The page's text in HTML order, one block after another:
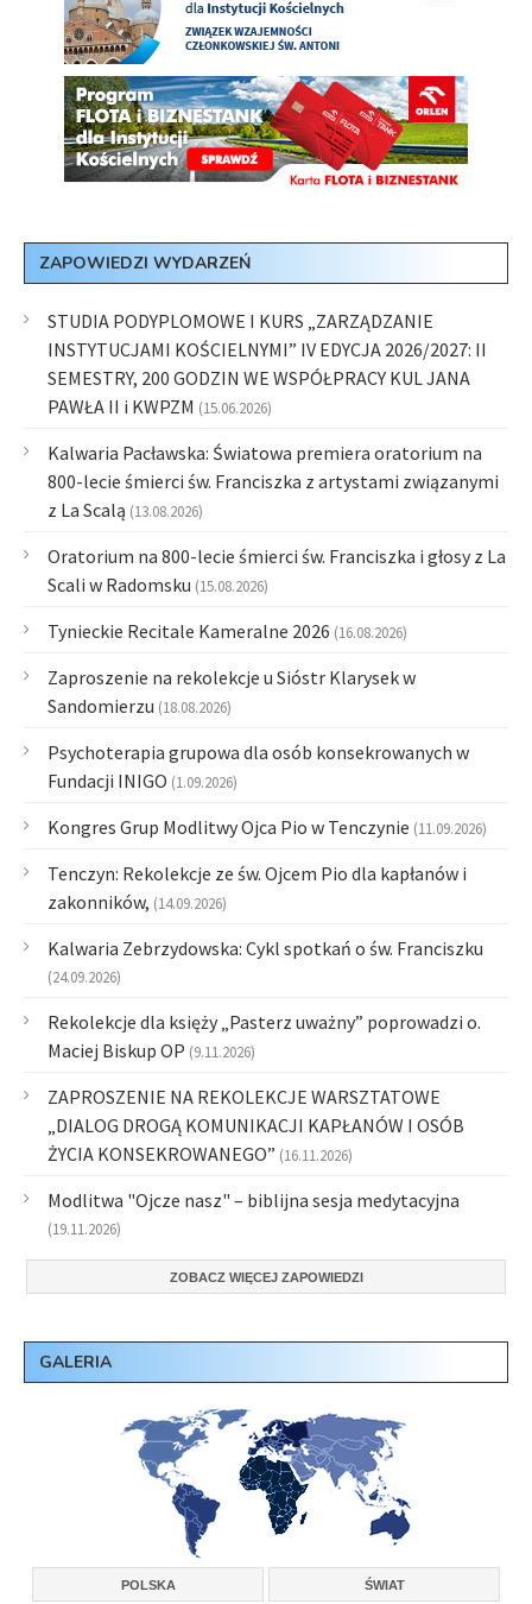
ZAPOWIEDZI WYDARZEŃ
STUDIA PODYPLOMOWE I KURS „ZARZĄDZANIE
INSTYTUCJAMI KOŚCIELNYMI” IV EDYCJA 2026/2027: II
SEMESTRY, 200 GODZIN WE WSPÓŁPRACY KUL JANA
PAWŁA II i KWPZM (15.06.2026)
Kalwaria Pacławska: Światowa premiera oratorium na
800-lecie śmierci św. Franciszka z artystami związanymi
z La Scalą (13.08.2026)
Oratorium na 800-lecie śmierci św. Franciszka i głosy z La
Scali w Radomsku (15.08.2026)
Tynieckie Recitale Kameralne 2026 (16.08.2026)
Zaproszenie na rekolekcje u Sióstr Klarysek w
Sandomierzu (18.08.2026)
Psychoterapia grupowa dla osób konsekrowanych w
Fundacji INIGO (1.09.2026)
Kongres Grup Modlitwy Ojca Pio w Tenczynie (11.09.2026)
Tenczyn: Rekolekcje ze św. Ojcem Pio dla kapłanów i
zakonników, (14.09.2026)
Kalwaria Zebrzydowska: Cykl spotkań o św. Franciszku
(24.09.2026)
Rekolekcje dla księży „Pasterz uważny” poprowadzi o.
Maciej Biskup OP (9.11.2026)
ZAPROSZENIE NA REKOLEKCJE WARSZTATOWE
„DIALOG DROGĄ KOMUNIKACJI KAPŁANÓW I OSÓB
ŻYCIA KONSEKROWANEGO” (16.11.2026)
Modlitwa "Ojcze nasz" – biblijna sesja medytacyjna
(19.11.2026)
ZOBACZ WIĘCEJ ZAPOWIEDZI
GALERIA
POLSKA ŚWIAT